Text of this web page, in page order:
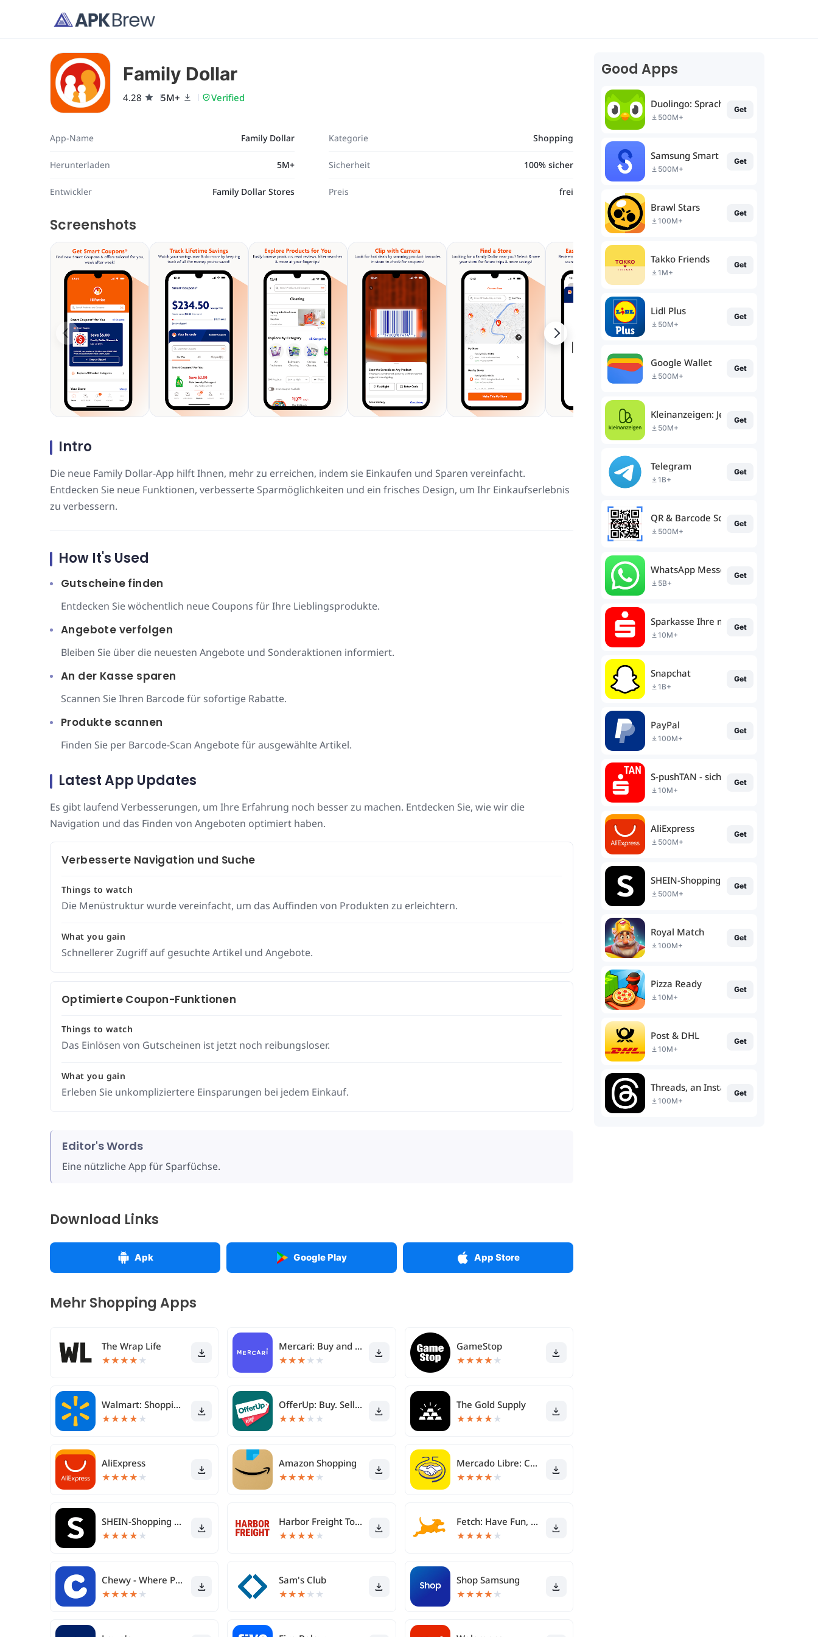
Family Dollar
4.28 5M+ Verified
App-Name Family Dollar Kategorie Shopping
Herunterladen 5M+ Sicherheit 100% sicher
Entwickler Family Dollar Stores Preis frei
Screenshots
Intro
Die neue Family Dollar-App hilft Ihnen, mehr zu erreichen, indem sie Einkaufen und Sparen vereinfacht.
Entdecken Sie neue Funktionen, verbesserte Sparmöglichkeiten und ein frisches Design, um Ihr Einkaufserlebnis
zu verbessern.
How It's Used
Gutscheine finden
Entdecken Sie wöchentlich neue Coupons für Ihre Lieblingsprodukte.
Angebote verfolgen
Bleiben Sie über die neuesten Angebote und Sonderaktionen informiert.
An der Kasse sparen
Scannen Sie Ihren Barcode für sofortige Rabatte.
Produkte scannen
Finden Sie per Barcode-Scan Angebote für ausgewählte Artikel.
Latest App Updates
Es gibt laufend Verbesserungen, um Ihre Erfahrung noch besser zu machen. Entdecken Sie, wie wir die
Navigation und das Finden von Angeboten optimiert haben.
Verbesserte Navigation und Suche
Things to watch
Die Menüstruktur wurde vereinfacht, um das Auffinden von Produkten zu erleichtern.
What you gain
Schnellerer Zugriff auf gesuchte Artikel und Angebote.
Optimierte Coupon-Funktionen
Things to watch
Das Einlösen von Gutscheinen ist jetzt noch reibungsloser.
What you gain
Erleben Sie unkompliziertere Einsparungen bei jedem Einkauf.
Editor's Words
Eine nützliche App für Sparfüchse.
Download Links
Apk Google Play App Store
Mehr Shopping Apps
The Wrap Life
★★★★ ★
Mercari: Buy and Sell App
★★★ ★ ★
GameStop
★★★★ ★
Walmart: Shopping & Savings
★★★★ ★
OfferUp: Buy. Sell. Letgo.
★★★ ★ ★
The Gold Supply
★★★★ ★
AliExpress
★★★★ ★
Amazon Shopping
★★★★ ★
Mercado Libre: Compras Online
★★★★ ★
SHEIN-Shopping Online
★★★★ ★
Harbor Freight Tools
★★★★ ★
Fetch: Have Fun, Save Money
★★★★ ★
Chewy - Where Pet Lovers Shop
★★★★ ★
Sam's Club
★★★ ★ ★
Shop Samsung
★★★★ ★
Good Apps
Duolingo: Sprachkurse
500M+
Get
Samsung Smart Switch Mobile
500M+
Get
Brawl Stars
100M+
Get
Takko Friends
1M+
Get
Lidl Plus
50M+
Get
Google Wallet
500M+
Get
Kleinanzeigen: Jetzt ohne eBay
50M+
Get
Telegram
1B+
Get
QR & Barcode Scanner (Deutsch)
500M+
Get
WhatsApp Messenger
5B+
Get
Sparkasse Ihre mobile Filiale
10M+
Get
Snapchat
1B+
Get
PayPal
100M+
Get
S-pushTAN - sichere Freigaben
10M+
Get
AliExpress
500M+
Get
SHEIN-Shopping Online
500M+
Get
Royal Match
100M+
Get
Pizza Ready
10M+
Get
Post & DHL
10M+
Get
Threads, an Instagram app
100M+
Get